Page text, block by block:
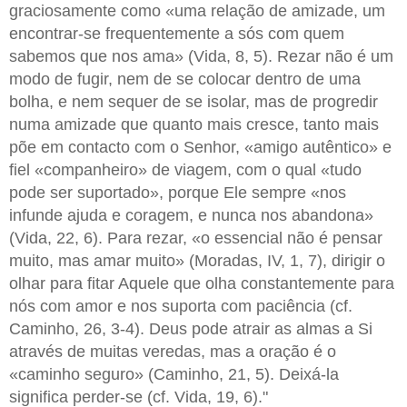
graciosamente como «uma relação de amizade, um
encontrar-se frequentemente a sós com quem
sabemos que nos ama» (Vida, 8, 5). Rezar não é um
modo de fugir, nem de se colocar dentro de uma
bolha, e nem sequer de se isolar, mas de progredir
numa amizade que quanto mais cresce, tanto mais
põe em contacto com o Senhor, «amigo autêntico» e
fiel «companheiro» de viagem, com o qual «tudo
pode ser suportado», porque Ele sempre «nos
infunde ajuda e coragem, e nunca nos abandona»
(Vida, 22, 6). Para rezar, «o essencial não é pensar
muito, mas amar muito» (Moradas, IV, 1, 7), dirigir o
olhar para fitar Aquele que olha constantemente para
nós com amor e nos suporta com paciência (cf.
Caminho, 26, 3-4). Deus pode atrair as almas a Si
através de muitas veredas, mas a oração é o
«caminho seguro» (Caminho, 21, 5). Deixá-la
significa perder-se (cf. Vida, 19, 6)."